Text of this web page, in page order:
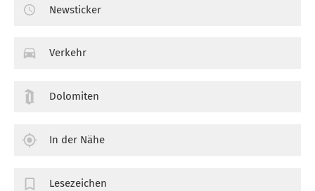
Newsticker
Verkehr
Dolomiten
In der Nähe
Lesezeichen